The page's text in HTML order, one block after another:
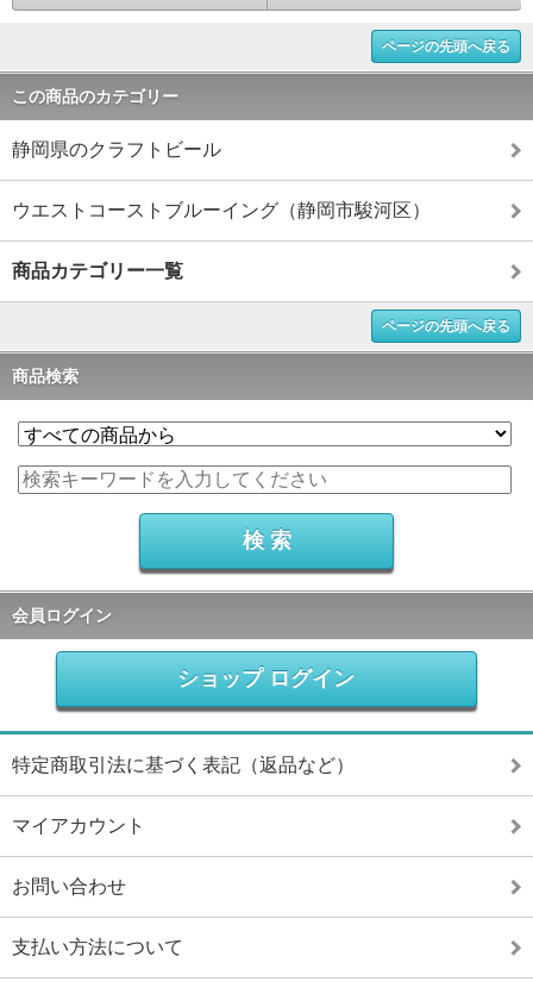
ページの先頭へ戻る
この商品のカテゴリー
静岡県のクラフトビール
ウエストコーストブルーイング（静岡市駿河区）
商品カテゴリー一覧
ページの先頭へ戻る
商品検索
会員ログイン
ショップ ログイン
特定商取引法に基づく表記（返品など）
マイアカウント
お問い合わせ
支払い方法について